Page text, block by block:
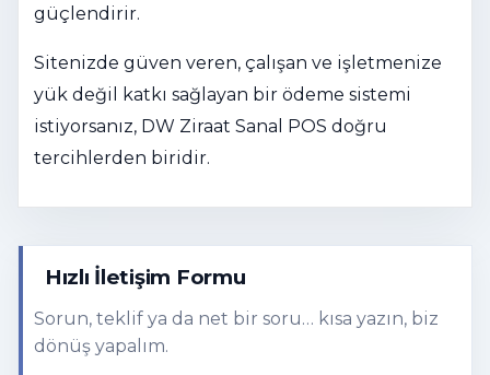
güçlendirir.
Sitenizde güven veren, çalışan ve işletmenize
yük değil katkı sağlayan bir ödeme sistemi
istiyorsanız, DW Ziraat Sanal POS doğru
tercihlerden biridir.
Hızlı İletişim Formu
Sorun, teklif ya da net bir soru… kısa yazın, biz
dönüş yapalım.